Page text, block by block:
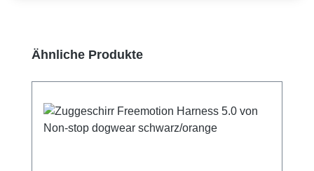
Produktgalerie überspringen
Ähnliche Produkte